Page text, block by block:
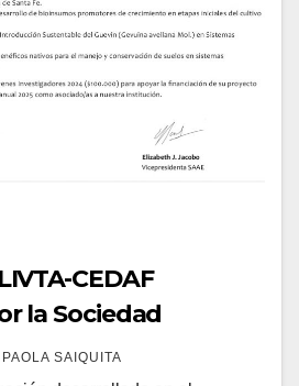
CEDAF
la Sociedad
PAOLA SAIQUITA